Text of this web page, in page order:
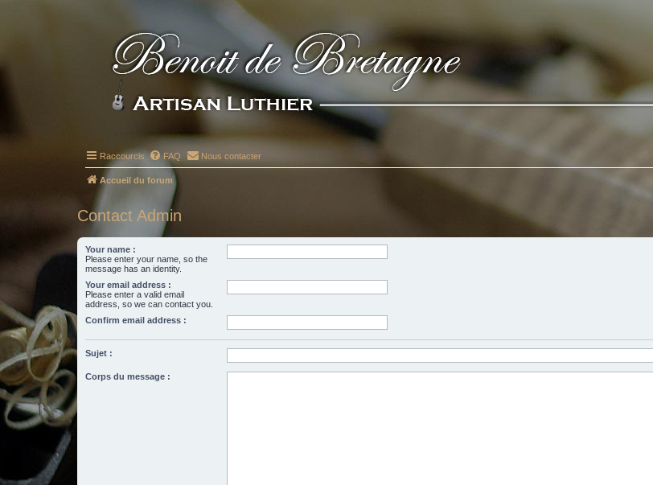
Raccourcis FAQ Nous contacter
Accueil du forum
Contact Admin
Your name :
Please enter your name, so the
message has an identity.
Your email address :
Please enter a valid email
address, so we can contact you.
Confirm email address :
Sujet :
Corps du message :